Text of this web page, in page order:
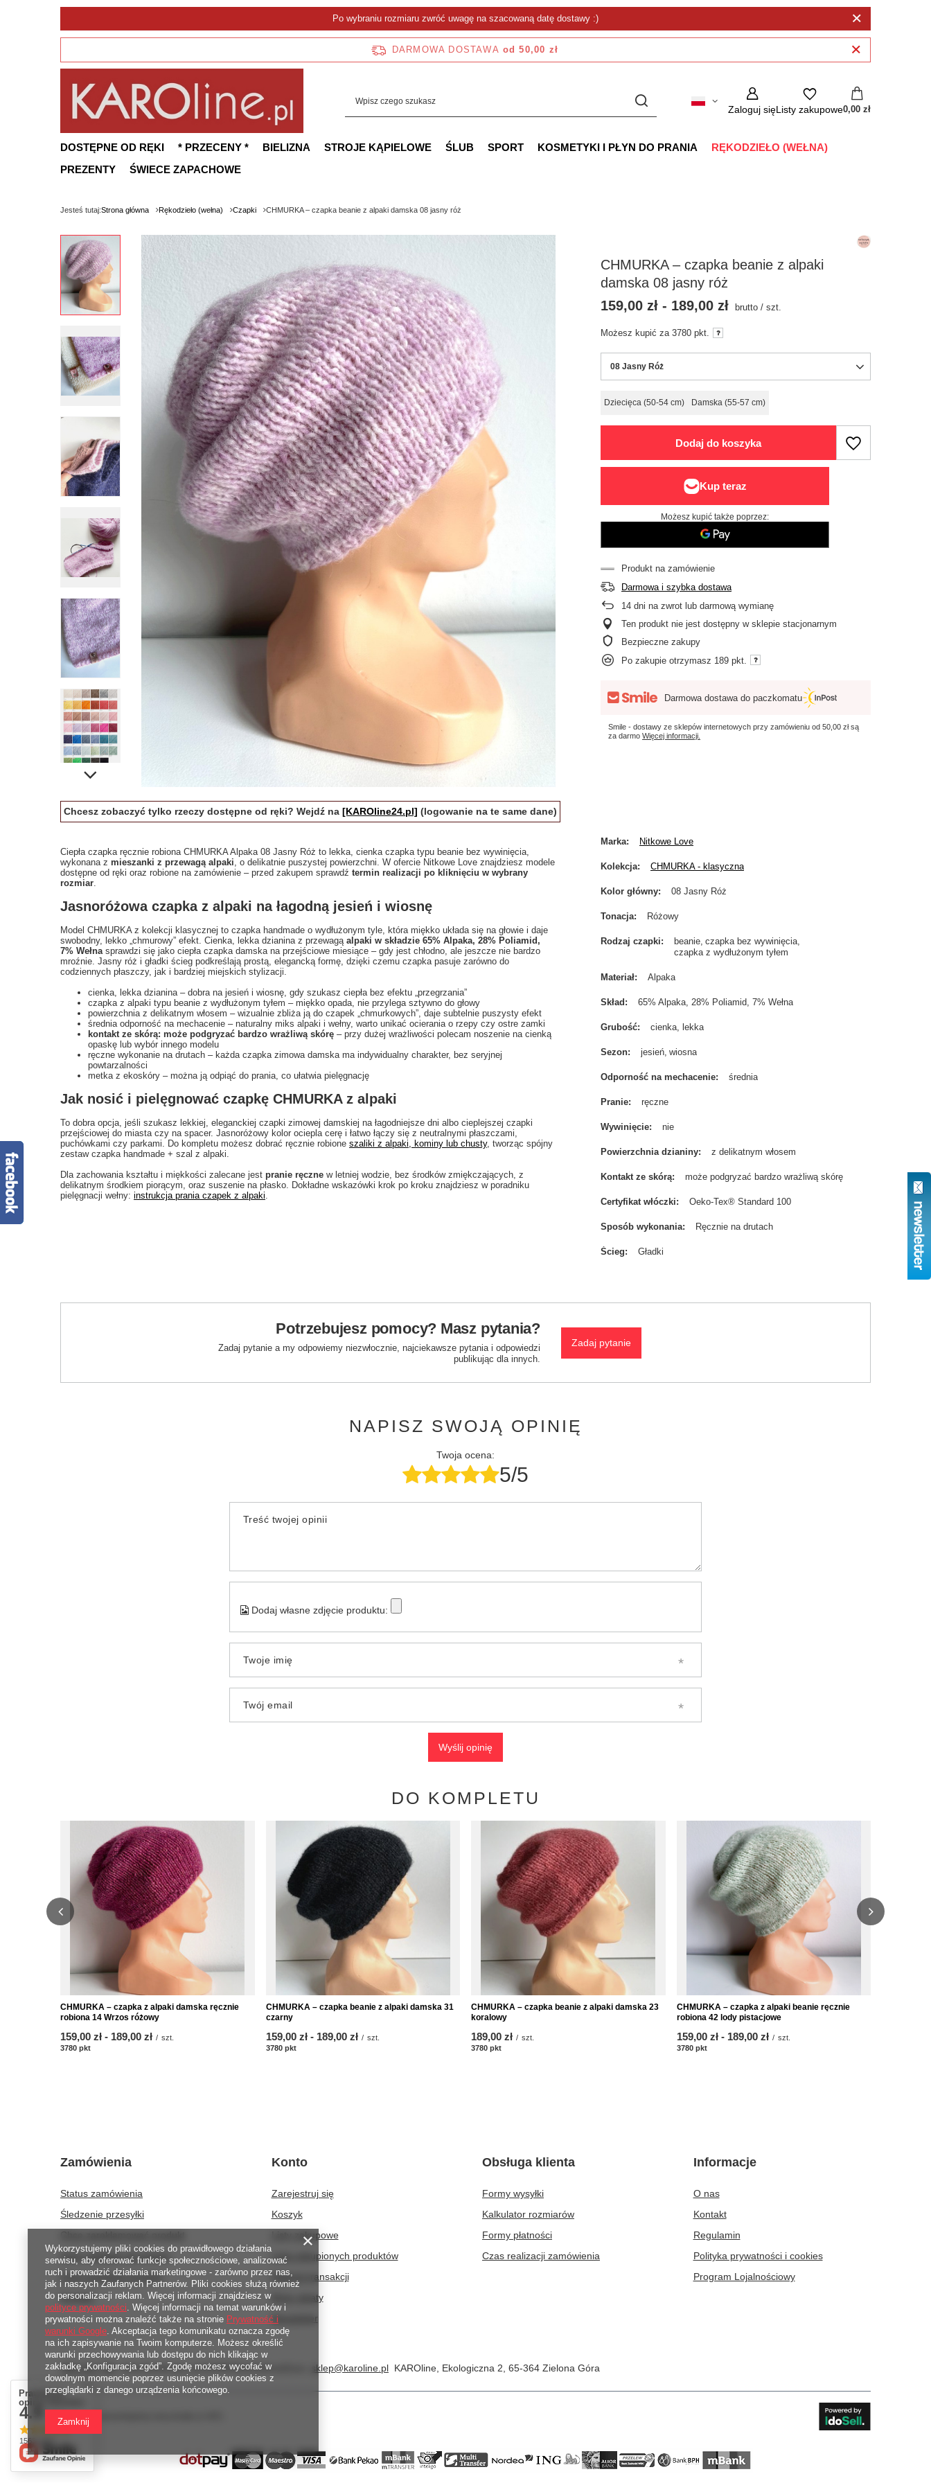
Po wybraniu rozmiaru zwróć uwagę na szacowaną datę dostawy :)
DARMOWA DOSTAWA od 50,00 zł
Zaloguj sięListy zakupowe0,00 zł
DOSTĘPNE OD RĘKI * PRZECENY * BIELIZNA STROJE KĄPIELOWE ŚLUB SPORT KOSMETYKI I PŁYN DO PRANIA
RĘKODZIEŁO (WEŁNA)
PREZENTY
ŚWIECE ZAPACHOWE
Jesteś tutaj:Strona główna Rękodzieło (wełna) Czapki CHMURKA – czapka beanie z alpaki damska 08 jasny róż
CHMURKA – czapka beanie z alpaki
damska 08 jasny róż
08 Jasny Róż
Dziecięca (50-54 cm) Damska (55-57 cm)
159,00 zł - 189,00 zł brutto /szt.
Możesz kupić za3780 pkt.
Dodaj do koszyka
Możesz kupić także poprzez:
Produkt na zamówienie
Darmowa i szybka dostawa
14 dni na zwrot lub darmową wymianę
Ten produkt nie jest dostępny w sklepie stacjonarnym
Bezpieczne zakupy
Po zakupie otrzymasz 189 pkt.
Darmowa dostawa do paczkomatu
Smile - dostawy ze sklepów internetowych przy zamówieniu od50,00 złsą
za darmoWięcej informacji.
Chcesz zobaczyć tylko rzeczy dostępne od ręki? Wejdź na [KAROline24.pl] (logowanie na te same dane)
Ciepła czapka ręcznie robiona CHMURKA Alpaka 08 Jasny Róż to lekka, cienka czapka typu beanie bez wywinięcia,
wykonana z mieszanki z przewagą alpaki, o delikatnie puszystej powierzchni. W ofercie Nitkowe Love znajdziesz modele
dostępne od ręki oraz robione na zamówienie – przed zakupem sprawdź termin realizacji po kliknięciu w wybrany
rozmiar.
Jasnoróżowa czapka z alpaki na łagodną jesień i wiosnę
Model CHMURKA z kolekcji klasycznej to czapka handmade o wydłużonym tyle, która miękko układa się na głowie i daje
swobodny, lekko „chmurowy” efekt. Cienka, lekka dzianina z przewagą alpaki w składzie 65% Alpaka, 28% Poliamid,
7% Wełnasprawdzi się jako ciepła czapka damska na przejściowe miesiące – gdy jest chłodno, ale jeszcze nie bardzo
mroźnie. Jasny róż i gładki ścieg podkreślają prostą, elegancką formę, dzięki czemu czapka pasuje zarówno do
codziennych płaszczy, jak i bardziej miejskich stylizacji.
cienka, lekka dzianina – dobra na jesień i wiosnę, gdy szukasz ciepła bez efektu „przegrzania”
czapka z alpaki typu beanie z wydłużonym tyłem – miękko opada, nie przylega sztywno do głowy
powierzchnia z delikatnym włosem – wizualnie zbliża ją do czapek „chmurkowych”, daje subtelnie puszysty efekt
średnia odporność na mechacenie – naturalny miks alpaki i wełny, warto unikać ocierania o rzepy czy ostre zamki
kontakt ze skórą: może podgryzać bardzo wrażliwą skórę – przy dużej wrażliwości polecam noszenie na cienką
opaskę lub wybór innego modelu
ręczne wykonanie na drutach – każda czapka zimowa damska ma indywidualny charakter, bez seryjnej
powtarzalności
metka z ekoskóry – można ją odpiąć do prania, co ułatwia pielęgnację
Jak nosić i pielęgnować czapkę CHMURKA z alpaki
To dobra opcja, jeśli szukasz lekkiej, eleganckiej czapki zimowej damskiej na łagodniejsze dni albo cieplejszej czapki
przejściowej do miasta czy na spacer. Jasnoróżowy kolor ociepla cerę i łatwo łączy się z neutralnymi płaszczami,
puchówkami czy parkami. Do kompletu możesz dobrać ręcznie robione szaliki z alpaki, kominy lub chusty, tworząc spójny
zestaw czapka handmade + szal z alpaki.
Dla zachowania kształtu i miękkości zalecane jest pranie ręczne w letniej wodzie, bez środków zmiękczających, z
delikatnym środkiem piorącym, oraz suszenie na płasko. Dokładne wskazówki krok po kroku znajdziesz w poradniku
pielęgnacji wełny: instrukcja prania czapek z alpaki.
Marka Nitkowe Love
Kolekcja CHMURKA - klasyczna
Kolor główny 08 Jasny Róż
Tonacja Różowy
Rodzaj czapki beanie czapka bez wywinięcia
czapka z wydłużonym tyłem
Materiał Alpaka
Skład 65% Alpaka, 28% Poliamid, 7% Wełna
Grubość cienka, lekka
Sezon jesień wiosna
Odporność na mechacenie średnia
Pranie ręczne
Wywinięcie nie
Powierzchnia dzianiny z delikatnym włosem
Kontakt ze skórą może podgryzać bardzo wrażliwą skórę
Certyfikat włóczki Oeko-Tex® Standard 100
Sposób wykonania Ręcznie na drutach
Ścieg Gładki
Potrzebujesz pomocy? Masz pytania?
Zadaj pytanie a my odpowiemy niezwłocznie, najciekawsze pytania i odpowiedzi
publikując dla innych.
Zadaj pytanie
NAPISZ SWOJĄ OPINIĘ
Twoja ocena:
5/5
Treść twojej opinii
Dodaj własne zdjęcie produktu:
Twoje imię
Twój email
Wyślij opinię
DO KOMPLETU
CHMURKA – czapka z alpaki damska ręcznie
robiona 14 Wrzos różowy
od
159,00 zł - do
189,00 zł / szt.
3780 pkt
CHMURKA – czapka beanie z alpaki damska 31
czarny
od
159,00 zł- do
189,00 zł / szt.
3780 pktpunktów
CHMURKA – czapka beanie z alpaki damska 23
koralowy
189,00 zł / szt.
3780 pkt
CHMURKA – czapka z alpaki beanie ręcznie
robiona 42 lody pistacjowe
od
159,00 zł- do
189,00 zł / szt.
3780 pktpunktów
Zamówienia
Status zamówienia
Śledzenie przesyłki
Chcę odstąpić od umowy
Chcę wymienić produkt
Kontakt
Konto
Zarejestruj się
Koszyk
Listy zakupowe
Lista zakupionych produktów
Historia transakcji
Moje rabaty
Newsletter
Obsługa klienta
Formy wysyłki
Kalkulator rozmiarów
Formy płatności
Czas realizacji zamówienia
Informacje
O nas
Kontakt
Regulamin
Polityka prywatności i cookies
Program Lojalnościowy
789 221 795 www.facebook.com/KAROlineZielonaGora sklep@karoline.pl KAROline Ekologiczna 2 65-364 Zielona Góra
W sklepie prezentujemy ceny brutto (z VAT).
Prawdziwe
opinie klientów
4.9
1563 opinii
Wykorzystujemy pliki cookies do prawidłowego działania
serwisu, aby oferować funkcje społecznościowe, analizować
ruch i prowadzić działania marketingowe - zarówno przez nas,
jak i naszych Zaufanych Partnerów. Pliki cookies służą również
do personalizacji reklam. Więcej informacji znajdziesz w
polityce prywatności. Więcej informacji na temat warunków i
prywatności można znaleźć także na stronie Prywatność i
warunki Google. Akceptacja tego komunikatu oznacza zgodę
na ich zapisywanie na Twoim komputerze. Możesz określić
warunki przechowywania lub dostępu do nich klikając w
zakładkę „Konfiguracja zgód”. Zgodę możesz wycofać w
dowolnym momencie poprzez usunięcie plików cookies z
przeglądarki z danego urządzenia końcowego.
Zamknij